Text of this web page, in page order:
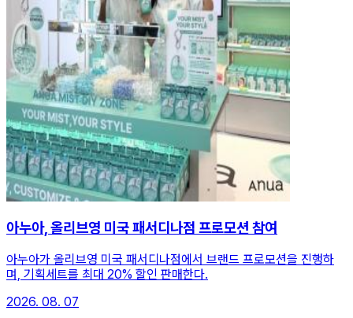
아누아, 올리브영 미국 패서디나점 프로모션 참여
아누아가 올리브영 미국 패서디나점에서 브랜드 프로모션을 진행하
며, 기획세트를 최대 20% 할인 판매한다.
2026. 08. 07